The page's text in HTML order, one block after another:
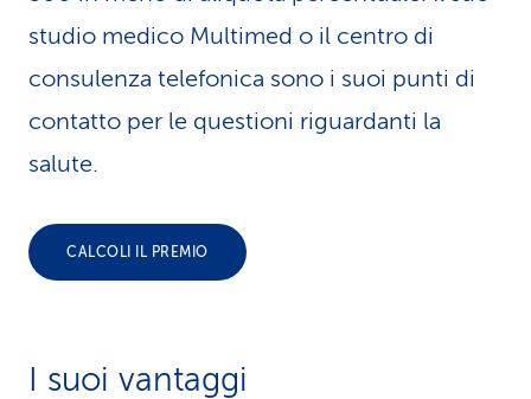
m
e
studio medico Multimed o il centro di
consulenza telefonica sono i suoi punti di
contatto per le questioni riguardanti la
salute.
CALCOLI IL PREMIO
I suoi vantaggi